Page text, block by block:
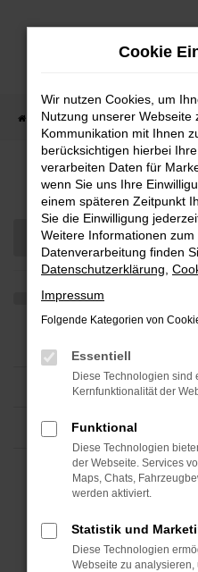
Zum
Startseite
Unsere
Cookie
Wir nutzen Cookies, um
Nutzung unserer
Kommunikation mit Ihnen
berücksichtigen hierbei
verarbeiten Daten für
wenn Sie uns Ihre
einem späteren Zeitpunkt
Sie die Einwilligung
Weitere Informationen
Datenverarbeitung finden
Datenschutzerklärung
Impressum
Folgende Kategorien von
Essentiell
Diese Technologien sind
Kernfunktionalität der
Funktional
Diese Technologien
der Webseite. Services
Maps, Chats,
werden aktiviert.
Statistik und
Diese Technologien
Webseite zu